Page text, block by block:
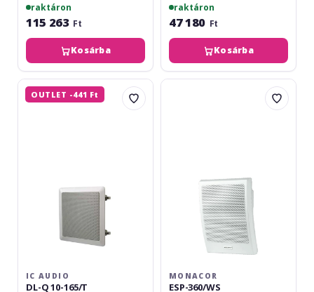
raktáron
115 263 Ft
Kosárba
raktáron
47 180 Ft
Kosárba
IC
Audio
OUTLET -441 Ft
IC AUDIO
DL-Q 10-165/T
Monacor
MONACOR
ESP-360/WS